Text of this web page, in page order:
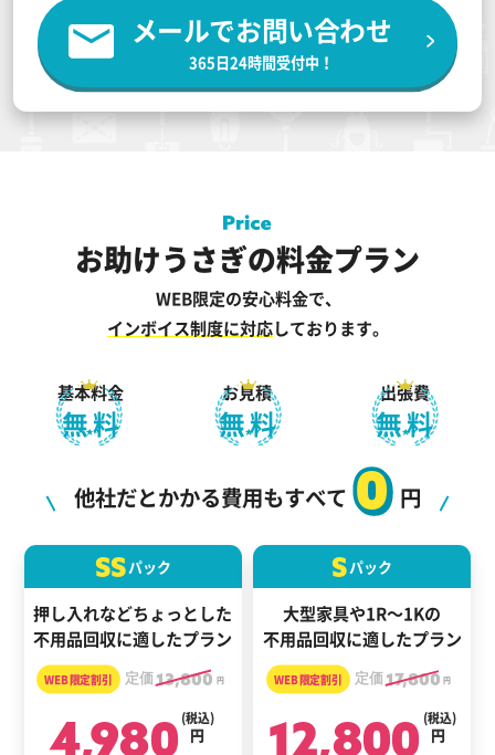
メールでお問い合わせ
365日24時間受付中！
お助けうさぎの料金プラン
WEB限定の安心料金で、
インボイス制度に対応しております。
基本料金
無料
お見積
無料
出張費
無料
他社だとかかる費用もすべて
0
円
SSパック
押し入れなどちょっとした
不用品回収に適したプラン
定価13,800 円
4,980 円
(税込)
Sパック
大型家具や1R～1Kの
不用品回収に適したプラン
定価17,800 円
12,800 円
(税込)